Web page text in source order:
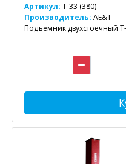
Артикул: T-33 (380)
Производитель: AE&T
Подъемник двухстоечный